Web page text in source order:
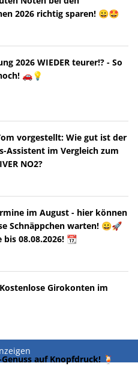
2026 richtig sparen! 😀🤩
2026 WIEDER teurer!? - So
🚗💡
vorgestellt: Wie gut ist der
Assistent im Vergleich zum
NO2?
im August - hier können
Schnäppchen warten! 😀🚀
bis 08.08.2026! 📆
Girokonten im
auf Knopfdruck! 🍹